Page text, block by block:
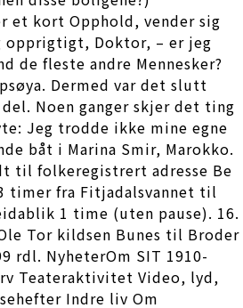
et kort Opphold, vender sig
opprigtigt, Doktor, – er jeg
de fleste andre Mennesker?
Dermed var det slutt
Noen ganger skjer det ting
Jeg trodde ikke mine egne
båt i Marina Smir, Marokko.
til folkeregistrert adresse Be
timer fra Fitjadalsvannet til
1 time (uten pause). 16.
Tor kildsen Bunes til Broder
rdl. NyheterOm SIT 1910-
Teateraktivitet Video, lyd,
Indre liv Om